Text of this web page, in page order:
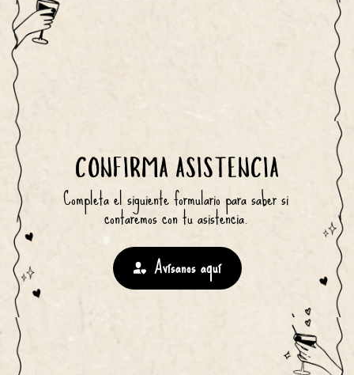
CONFIRMA ASISTENCIA
Completa el siguiente formulario para saber si
contaremos con tu asistencia.
Avísanos aquí